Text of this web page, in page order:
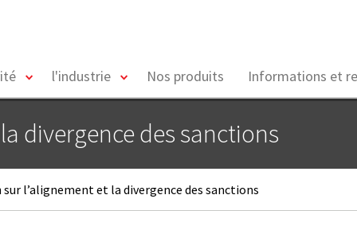
togglel'industrie
toggleNos produits Informations et
divergence des sanctions
l’alignement et la divergence des sanctions